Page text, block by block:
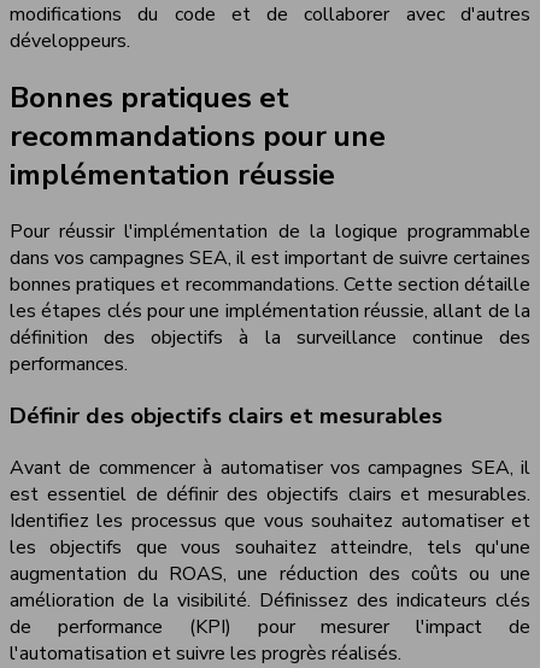
modifications du code et de collaborer avec d'autres
développeurs.
Bonnes pratiques et
recommandations pour une
implémentation réussie
Pour réussir l'implémentation de la logique programmable
dans vos campagnes SEA, il est important de suivre certaines
bonnes pratiques et recommandations. Cette section détaille
les étapes clés pour une implémentation réussie, allant de la
définition des objectifs à la surveillance continue des
performances.
Définir des objectifs clairs et mesurables
Avant de commencer à automatiser vos campagnes SEA, il
est essentiel de définir des objectifs clairs et mesurables.
Identifiez les processus que vous souhaitez automatiser et
les objectifs que vous souhaitez atteindre, tels qu'une
augmentation du ROAS, une réduction des coûts ou une
amélioration de la visibilité. Définissez des indicateurs clés
de performance (KPI) pour mesurer l'impact de
l'automatisation et suivre les progrès réalisés.